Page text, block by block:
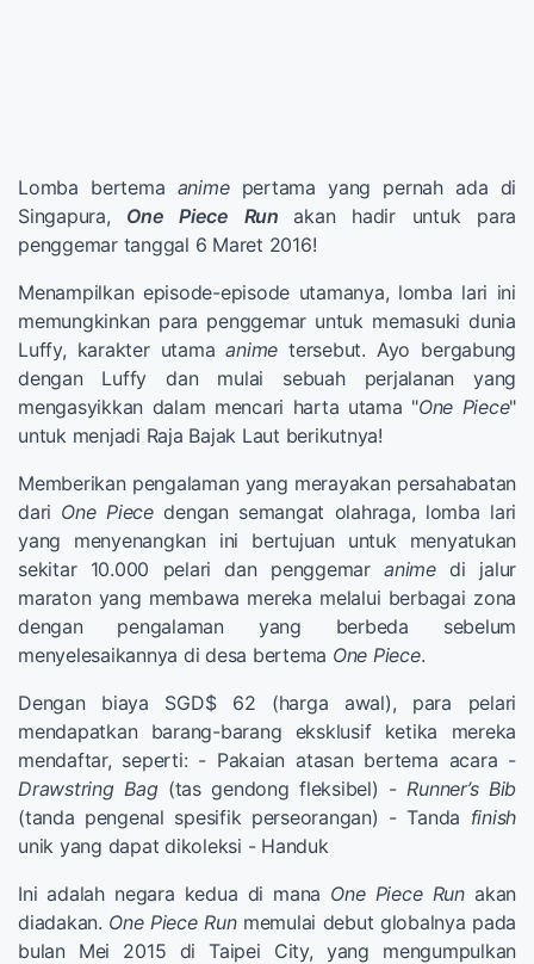
Lomba bertema animepertama yang pernah ada di
Singapura, One Piece Run
akan hadir untuk para
penggemar tanggal 6 Maret 2016!
Menampilkan episode-episode utamanya, lomba lari ini
memungkinkan para penggemar untuk memasuki dunia
Luffy, karakter utamaanime tersebut. Ayo bergabung
dengan Luffy dan mulai sebuah perjalanan yang
mengasyikkan dalam mencari harta utama "One Piece"
untuk menjadi Raja Bajak Laut berikutnya!
Memberikan pengalaman yang merayakan persahabatan
dari One Piecedengan semangat olahraga, lomba lari
yang menyenangkan ini bertujuan untuk menyatukan
sekitar 10.000 pelari dan penggemaranimedi jalur
maraton yang membawa mereka melalui berbagai zona
dengan pengalaman yang berbeda sebelum
menyelesaikannya di desa bertema One Piece.
Dengan biaya SGD$ 62 (harga awal), para pelari
mendapatkan barang-barang eksklusif ketika mereka
mendaftar, seperti: - Pakaian atasan bertema acara -
Drawstring Bag(tas gendong fleksibel) - Runner’s Bib
(tanda pengenal spesifik perseorangan) - Tanda finish
unik yang dapat dikoleksi - Handuk
Ini adalah negara kedua di mana One Piece Runakan
diadakan. One Piece Runmemulai debut globalnya pada
bulan Mei 2015 di Taipei City, yang mengumpulkan